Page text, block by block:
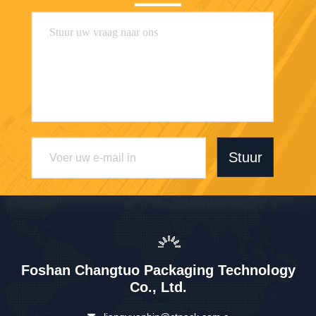
Stuur
Foshan Changtuo Packaging Technology
Co., Ltd.